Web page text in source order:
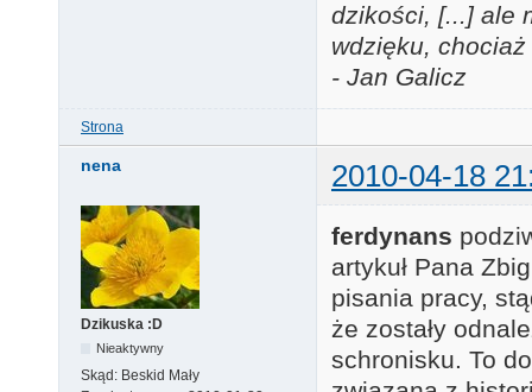
dzikości, [...] ale
wdzięku,
- Jan Galicz
Strona
nena 2010-04-18
Dzikuska :D
Nieaktywny
Skąd: Beskid Mały
ferdynans
artykuł Pana
pisania pracy,
że zostały
schronisku. To